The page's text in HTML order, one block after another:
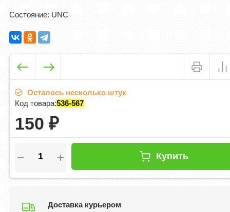
Состояние: UNC
Осталось несколько штук
Код товара:536-567
150₽
Купить
Доставка курьером